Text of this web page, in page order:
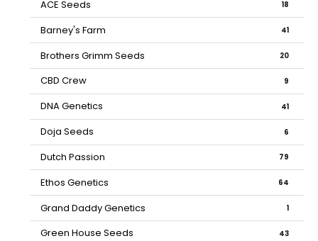
ACE Seeds 18
Barney's Farm 41
Brothers Grimm Seeds 20
CBD Crew 9
DNA Genetics 41
Doja Seeds 6
Dutch Passion 79
Ethos Genetics 64
Grand Daddy Genetics 1
Green House Seeds 43